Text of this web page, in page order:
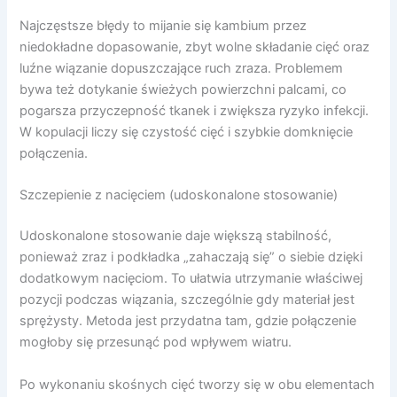
Najczęstsze błędy to mijanie się kambium przez
niedokładne dopasowanie, zbyt wolne składanie cięć oraz
luźne wiązanie dopuszczające ruch zraza. Problemem
bywa też dotykanie świeżych powierzchni palcami, co
pogarsza przyczepność tkanek i zwiększa ryzyko infekcji.
W kopulacji liczy się czystość cięć i szybkie domknięcie
połączenia.
Szczepienie z nacięciem (udoskonalone stosowanie)
Udoskonalone stosowanie daje większą stabilność,
ponieważ zraz i podkładka „zahaczają się” o siebie dzięki
dodatkowym nacięciom. To ułatwia utrzymanie właściwej
pozycji podczas wiązania, szczególnie gdy materiał jest
sprężysty. Metoda jest przydatna tam, gdzie połączenie
mogłoby się przesunąć pod wpływem wiatru.
Po wykonaniu skośnych cięć tworzy się w obu elementach